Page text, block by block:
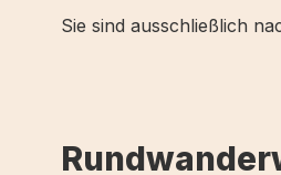
Sie sind ausschließlich